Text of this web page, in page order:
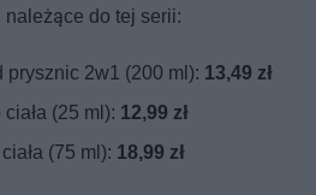
należące do tej serii:
2w1 (200 ml): 13,49 zł
(25 ml): 12,99 zł
(75 ml): 18,99 zł